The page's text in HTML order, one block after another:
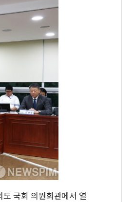
병무청, 보충역 전면 손질… 예술·체
홈플러스發 대형마트 판매, 역대 최
윤준병·이해민 의원, '정부 특사'로
'호우·산사태 주의보' 울진 시간당
국회 의원회관에서 열